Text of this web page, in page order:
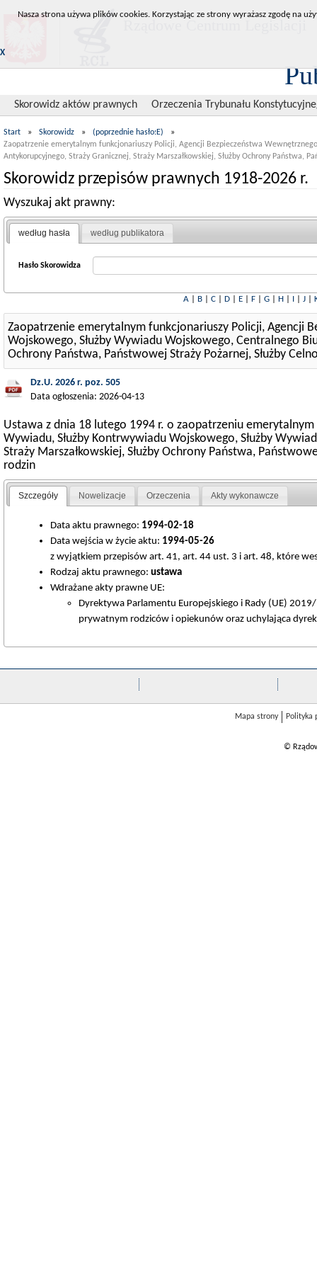
Skorowidz aktów prawnych Orzeczenia Trybunału
Start » Skorowidz » (poprzednie hasło:E)
»
Zaopatrzenie emerytalnym funkcjonariuszy Policji, Agencji Bezpieczeństwa
Antykorupcyjnego, Straży Granicznej, Straży Marszałkowskiej, Służby Ochrony Państwa,
Skorowidz przepisów prawnych 1918-2026 r.
Wyszukaj akt prawny:
według hasła według publikatora
Hasło Skorowidza
A| B| C| D| E| F| G| H| I| J|
Zaopatrzenie emerytalnym funkcjonariuszy Policji, Agencji
Wojskowego, Służby Wywiadu Wojskowego, Centralnego
Ochrony Państwa, Państwowej Straży Pożarnej, Służby
Dz.U. 2026 r. poz. 505
Data ogłoszenia: 2026-04-13
Ustawa z dnia 18 lutego 1994 r. o zaopatrzeniu
Wywiadu, Służby Kontrwywiadu Wojskowego, Służby
Straży Marszałkowskiej, Służby Ochrony Państwa,
rodzin
Szczegóły Nowelizacje Orzeczenia Akty wykonawcze
Data aktu prawnego: 1994-02-18
Data wejścia w życie aktu: 1994-05-26
z wyjątkiem przepisów art. 41, art. 44 ust. 3 i art. 48, które
Rodzaj aktu prawnego: ustawa
Wdrażane akty prawne UE:
Dyrektywa Parlamentu Europejskiego i Rady (UE)
prywatnym rodziców i opiekunów oraz uchylająca
Mapa strony Polityka
©
Nasza strona używa plików cookies. Korzystając ze strony wyrażasz zgodę na
X